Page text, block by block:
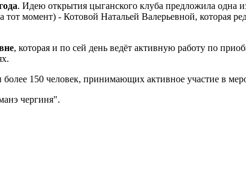
. Идею открытия цыганского клуба предложила одна
тот момент) - Котовой Натальей Валерьевной, которая
, которая и по сей день ведёт активную работу по
более 150 человек, принимающих активное участие в
чергиня".